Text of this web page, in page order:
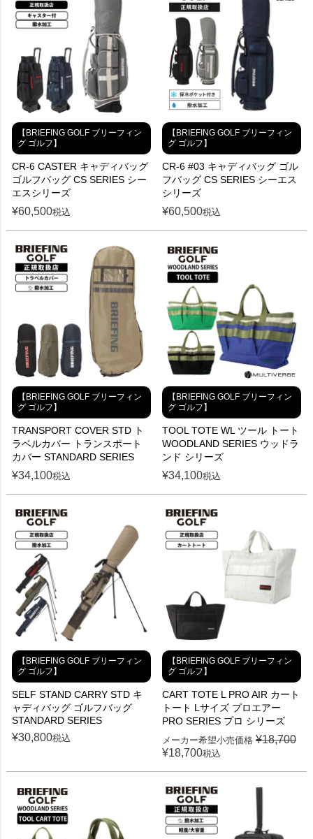
【BRIEFING GOLF ブリーフィン
グ ゴルフ】
CR-6 CASTER キャディバッグ
ゴルフバッグ CS SERIES シー
エスシリーズ
¥60,500税込
【BRIEFING GOLF ブリーフィン
グ ゴルフ】
CR-6 #03 キャディバッグ ゴル
フバッグ CS SERIES シーエス
シリーズ
¥60,500税込
【BRIEFING GOLF ブリーフィン
グ ゴルフ】
TRANSPORT COVER STD ト
ラベルカバー トランスポート
カバー STANDARD SERIES
¥34,100税込
【BRIEFING GOLF ブリーフィン
グ ゴルフ】
TOOL TOTE WL ツール トート
WOODLAND SERIES ウッドラ
ンド シリーズ
¥34,100税込
【BRIEFING GOLF ブリーフィン
グ ゴルフ】
SELF STAND CARRY STD キ
ャディバッグ ゴルフバッグ
STANDARD SERIES
¥30,800税込
【BRIEFING GOLF ブリーフィン
グ ゴルフ】
CART TOTE L PRO AIR カート
トート Lサイズ プロエアー
PRO SERIES プロ シリーズ
メーカー希望小売価格 ¥18,700
¥18,700税込